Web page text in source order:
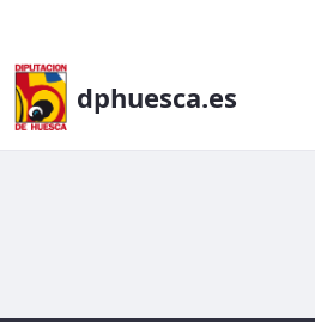
dphuesca.es